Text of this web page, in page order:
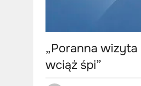
„Poranna
wciąż śpi”